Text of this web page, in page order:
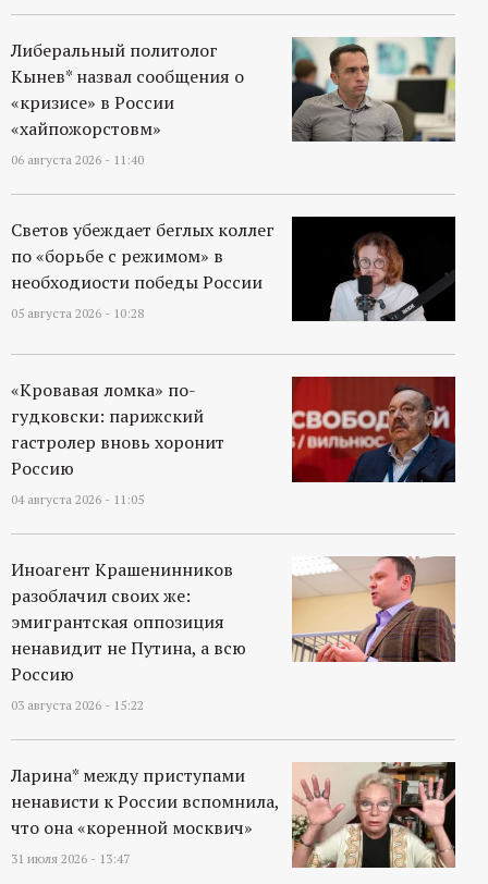
л
Либеральный политолог
Кынев* назвал сообщения о
«кризисе» в России
«хайпожорстовм»
06 августа 2026 - 11:40
Светов убеждает беглых коллег
по «борьбе с режимом» в
необходиости победы России
05 августа 2026 - 10:28
«Кровавая ломка» по-
гудковски: парижский
гастролер вновь хоронит
Россию
04 августа 2026 - 11:05
Иноагент Крашенинников
разоблачил своих же:
эмигрантская оппозиция
ненавидит не Путина, а всю
Россию
03 августа 2026 - 15:22
Ларина* между приступами
ненависти к России вспомнила,
что она «коренной москвич»
31 июля 2026 - 13:47